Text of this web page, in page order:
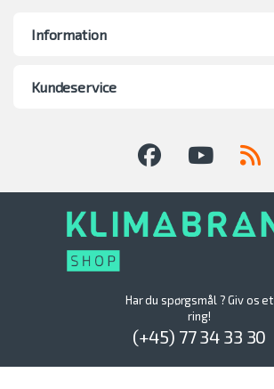
Information
Kundeservice
Har du spørgsmål ? Giv os et
ring!
(+45) 77 34 33 30